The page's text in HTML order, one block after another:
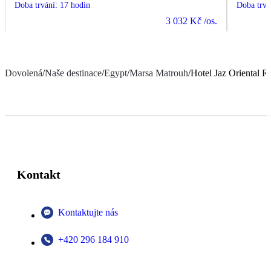
Doba trvání: 17 hodin
3 032 Kč /os.
Doba
Dovolená/Naše destinace/Egypt/Marsa Matrouh/Hotel Jaz Oriental
Kontakt
Kontaktujte nás
+420 296 184 910